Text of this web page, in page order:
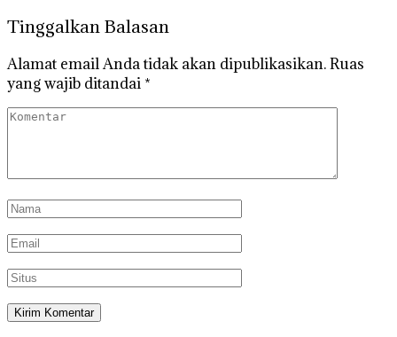
Tinggalkan Balasan
Alamat email Anda tidak akan dipublikasikan.Ruas
yang wajib ditandai *